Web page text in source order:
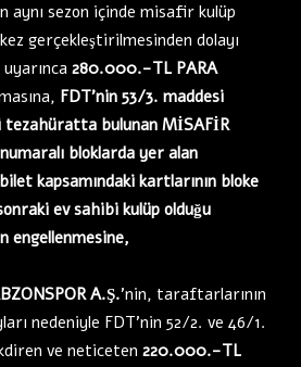
aynı sezon içinde misafir kulüp
gerçekleştirilmesinden dolayı
280.000.-TL PARA
FDT’nin 53/3. maddesi
tezahüratta bulunan MİSAFİR
bloklarda yer alan
kapsamındaki kartlarının bloke
ev sahibi kulüp olduğu
engellenmesine,
A.Ş.’nin, taraftarlarının
nedeniyle FDT’nin 52/2. ve 46/1.
ve neticeten 220.000.-TL